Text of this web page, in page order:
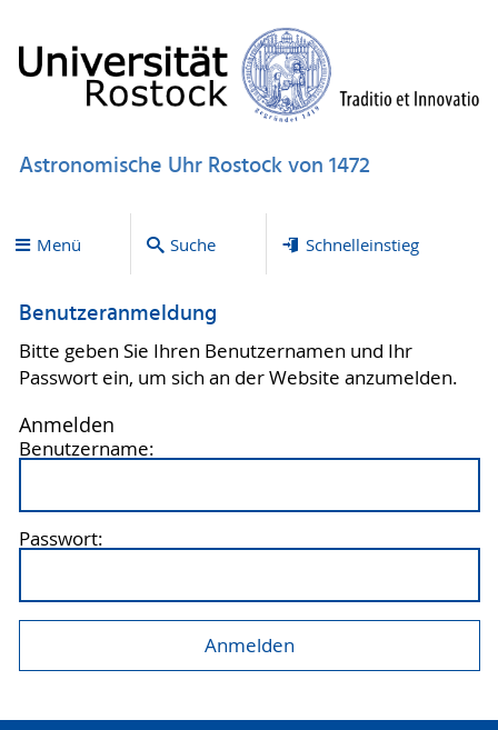
Astronomische Uhr Rostock von 1472
Menü Suche Schnelleinstieg
Benutzeranmeldung
Bitte geben Sie Ihren Benutzernamen und Ihr
Passwort ein, um sich an der Website anzumelden.
Anmelden
Benutzername:
Passwort: